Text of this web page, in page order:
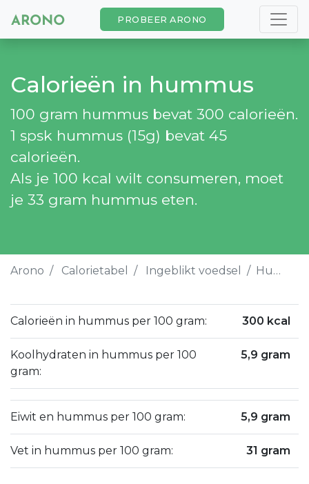
PROBEER ARONO
Calorieën in hummus
100 gram hummus bevat 300 calorieën.
1 spsk hummus (15g) bevat 45
calorieën.
Als je 100 kcal wilt consumeren, moet
je 33 gram hummus eten.
Arono Calorietabel Ingeblikt voedsel Hummus
Calorieën in hummus per 100 gram: 300 kcal
Koolhydraten in hummus per 100
gram:
5,9 gram
Eiwit en hummus per 100 gram: 5,9 gram
Vet in hummus per 100 gram: 31 gram